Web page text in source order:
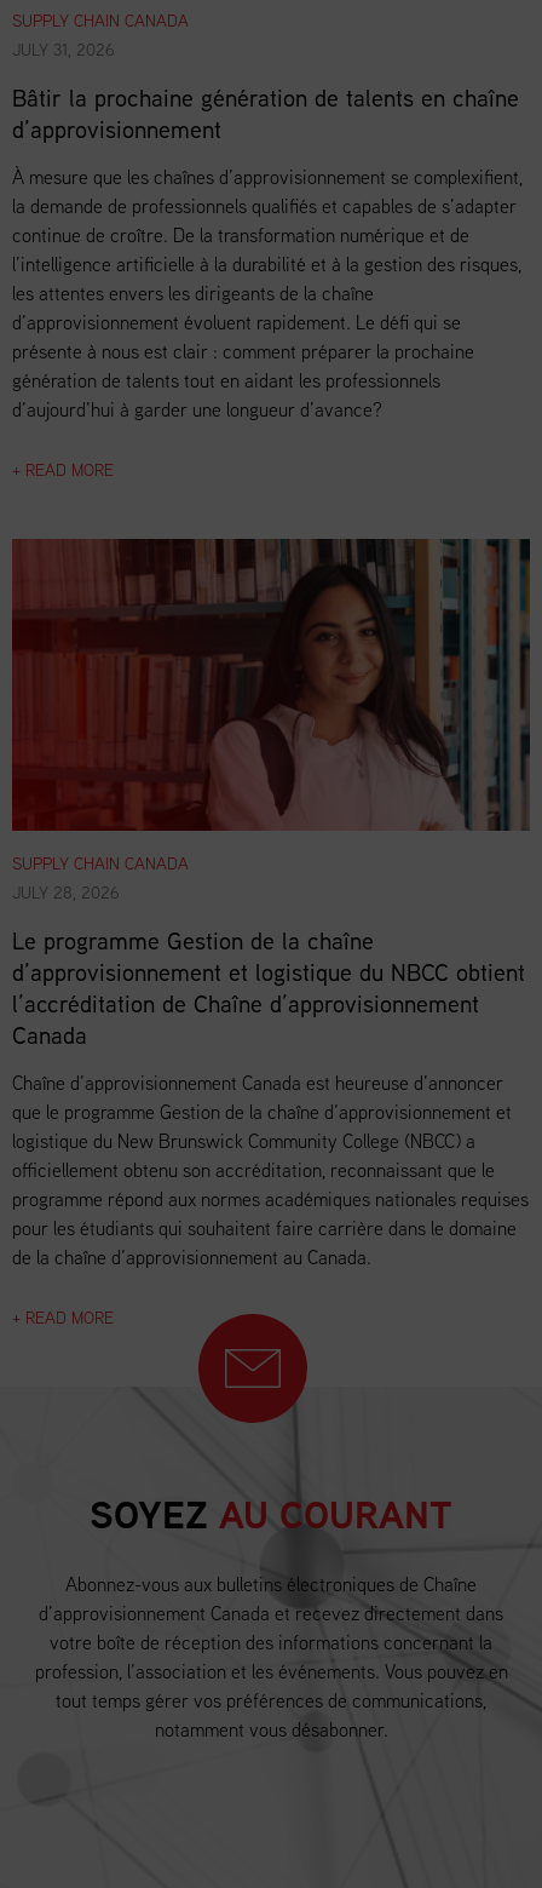
SUPPLY CHAIN CANADA
JULY 31, 2026
Bâtir la prochaine génération de talents en chaîne
d’approvisionnement
À mesure que les chaînes d’approvisionnement se complexifient,
la demande de professionnels qualifiés et capables de s’adapter
continue de croître. De la transformation numérique et de
l’intelligence artificielle à la durabilité et à la gestion des risques,
les attentes envers les dirigeants de la chaîne
d’approvisionnement évoluent rapidement. Le défi qui se
présente à nous est clair : comment préparer la prochaine
génération de talents tout en aidant les professionnels
d’aujourd’hui à garder une longueur d’avance?
+ READ MORE
SUPPLY CHAIN CANADA
JULY 28, 2026
Le programme Gestion de la chaîne
d’approvisionnement et logistique du NBCC obtient
l’accréditation de Chaîne d’approvisionnement
Canada
Chaîne d’approvisionnement Canada est heureuse d’annoncer
que le programme Gestion de la chaîne d’approvisionnement et
logistique du New Brunswick Community College (NBCC) a
officiellement obtenu son accréditation, reconnaissant que le
programme répond aux normes académiques nationales requises
pour les étudiants qui souhaitent faire carrière dans le domaine
de la chaîne d’approvisionnement au Canada.
+ READ MORE
SOYEZ AU COURANT
Abonnez-vous aux bulletins électroniques de Chaîne
d’approvisionnement Canada et recevez directement dans
votre boîte de réception des informations concernant la
profession, l’association et les événements. Vous pouvez en
tout temps gérer vos préférences de communications,
notamment vous désabonner.